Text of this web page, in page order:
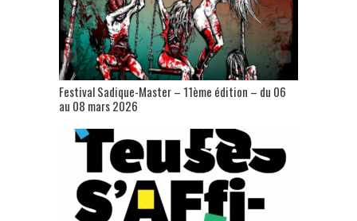
Festival Sadique-Master – 11ème édition – du 06
au 08 mars 2026